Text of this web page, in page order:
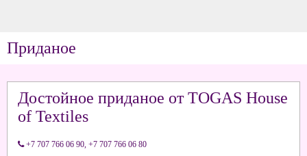
Приданое
Достойное приданое от TOGAS House
of Textiles
+7 707 766 06 90 +7 707 766 06 80